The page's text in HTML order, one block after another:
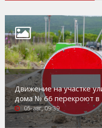
Движение на участке
дома № 66 перекроют в
05-авг, 09:39